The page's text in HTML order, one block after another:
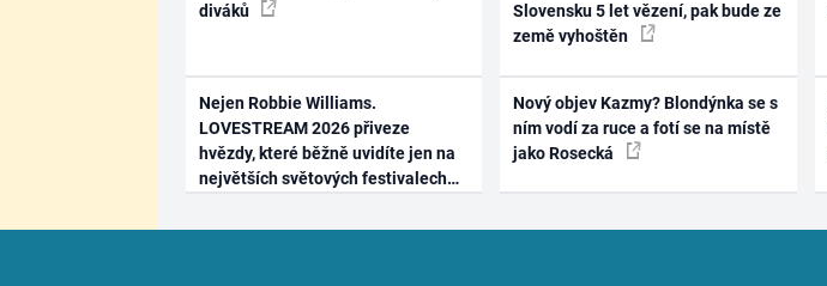
diváků
Nejen Robbie Williams.
LOVESTREAM 2026 přiveze
hvězdy, které běžně uvidíte jen na
největších světových festivalech
Slovensku 5 let vězení, pak bude ze
země vyhoštěn
Nový objev Kazmy? Blondýnka se s
ním vodí za ruce a fotí se na místě
jako Rosecká